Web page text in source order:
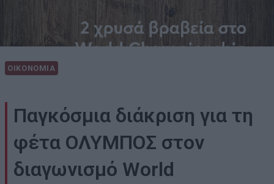
ΟΙΚΟΝΟΜΙΑ
Παγκόσμια διάκριση για τη
φέτα ΟΛΥΜΠΟΣ στον
διαγωνισμό World